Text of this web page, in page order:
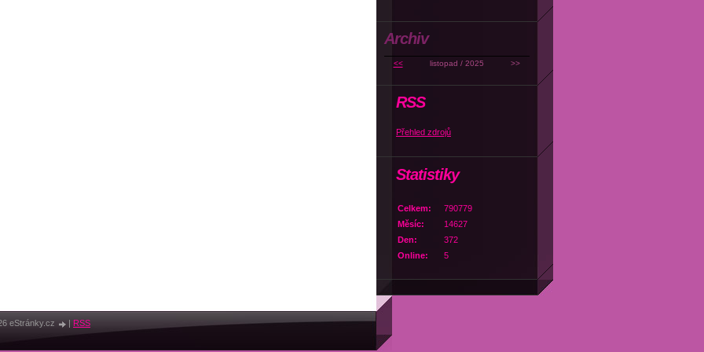
Archiv
<< listopad / 2025 >>
RSS
Přehled zdrojů
Statistiky
Online: 5
Celkem:
790779
Měsíc:
14627
Den:
372
eStránky.cz RSS